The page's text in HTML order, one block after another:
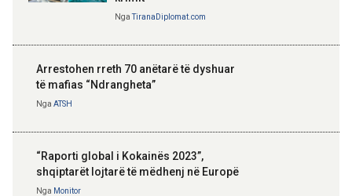
NgaTiranaDiplomat.com
Arrestohen rreth 70 anëtarë të dyshuar
të mafias “Ndrangheta”
Nga ATSH
“Raporti global i Kokainës 2023”,
shqiptarët lojtarë të mëdhenj në Europë
Nga Monitor